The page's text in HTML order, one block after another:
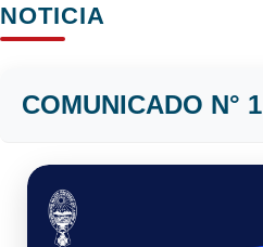
NOTICIA
COMUNICADO N° 1